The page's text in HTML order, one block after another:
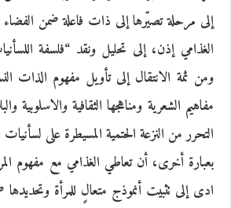
إلى مرحلة تصيّرها إلى ذات فاعلة ضمن الفضاء
الغذامي إذن، إلى تحليل ونقد “فلسفة
ومن ثمة الانتقال إلى تأويل مفهوم الذات
مفاهيم الشعرية ومناهجها الثقافية والاسلوبية
التحرر من النزعة الحتمية المسيطرة على
بعبارة أخرى، أن تعاطي الغذامي مع مفهوم
ادى إلى تثبيت أنموذج متعالٍ للمرأة